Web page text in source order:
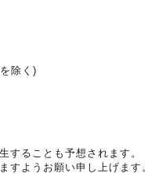
く)
することも予想されます。
すようお願い申し上げます。